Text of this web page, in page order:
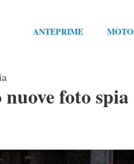
ANTEPRIME MOTO
foto spia